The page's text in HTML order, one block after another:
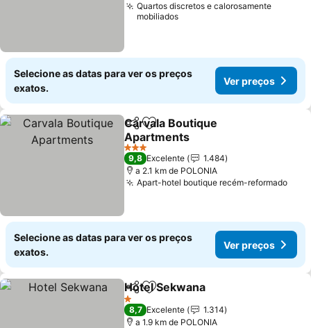
Quartos discretos e calorosamente
mobiliados
Selecione as datas para ver os preços
exatos.
Ver preços
PartilharAdicionar aos favoritos
Carvala Boutique
Apartments
3 Estrelas
9,8 Excelente
1.484
a 2.1 km de POLONIA
Apart-hotel boutique recém-reformado
Selecione as datas para ver os preços
exatos.
Ver preços
PartilharAdicionar aos favoritos
Hotel Sekwana
1 Estrelas
8,7 Excelente
1.314
a 1.9 km de POLONIA